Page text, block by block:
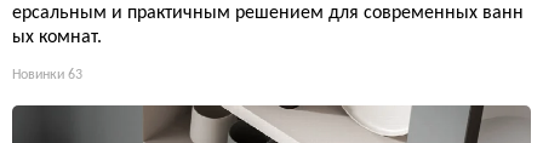
ерсальным и практичным решением для современных ванн
ых комнат.
Новинки 63